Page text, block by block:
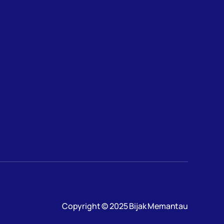
Copyright © 2025 Bijak Memantau